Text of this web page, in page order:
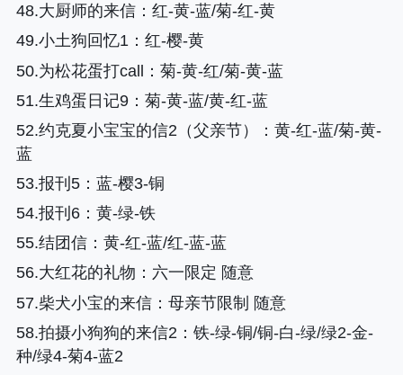
48.大厨师的来信：红-黄-蓝/菊-红-黄
49.小土狗回忆1：红-樱-黄
50.为松花蛋打call ：菊-黄-红/菊-黄-蓝
51.生鸡蛋日记9：菊-黄-蓝/黄-红-蓝
52.约克夏小宝宝的信2（父亲节）
：黄-红-蓝/菊-黄-
蓝
53.报刊5：蓝-樱3-铜
54.报刊6：黄-绿-铁
55.结团信：黄-红-蓝/红-蓝-蓝
56.大红花的礼物 ：六一限定 随意
57.柴犬小宝的来信：母亲节限制 随意
58.拍摄小狗狗的来信2 ：铁-绿-铜/铜-白-绿/绿2-金-
种/绿4-菊4-蓝2